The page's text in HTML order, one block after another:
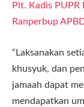
Plt. Kadis PUPR
Ranperbup
“Laksanakan
khusyuk, dan
jamaah dapat
mendapatkan